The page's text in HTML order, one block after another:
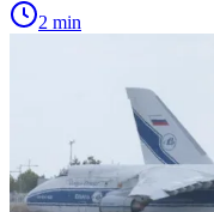
2 min